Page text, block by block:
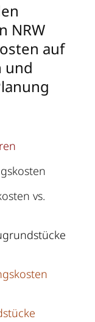
NRW
auf
und
vs.